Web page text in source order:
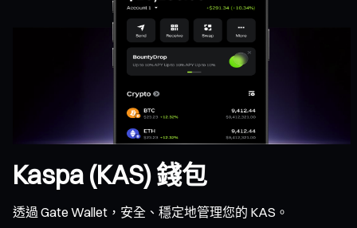
Kaspa (KAS) 錢包
透過 Gate Wallet，安全、穩定地管理您的 KAS。